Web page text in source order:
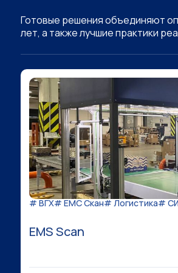
Готовые решения объединяют
лет, а также лучшие практики
# ВГХ# ЕМС Скан# Логистика#
EMS Scan